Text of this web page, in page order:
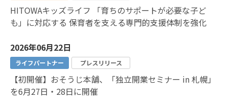
HITOWAキッズライフ 「育ちのサポートが必要な子ど
も」に対応する 保育者を支える専門的支援体制を強化
2026年06月22日
ライフパートナー プレスリリース
【初開催】おそうじ本舗、「独立開業セミナー in 札幌」
を6月27日・28日に開催